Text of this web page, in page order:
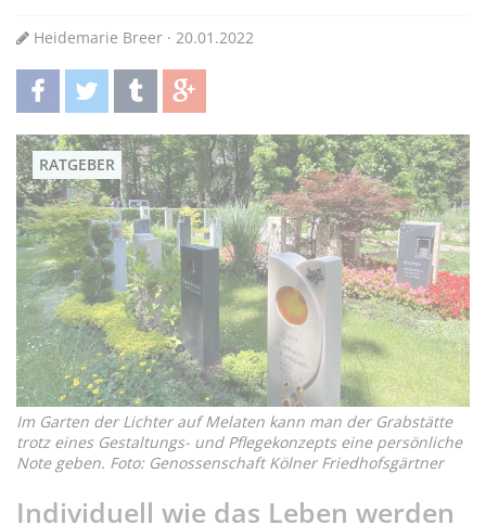
Heidemarie Breer · 20.01.2022
teilentwittern teilen teilen
RATGEBER
Im Garten der Lichter auf Melaten kann man der Grabstätte
trotz eines Gestaltungs- und Pflegekonzepts eine persönliche
Note geben. Foto: Genossenschaft Kölner Friedhofsgärtner
Individuell wie das Leben werden